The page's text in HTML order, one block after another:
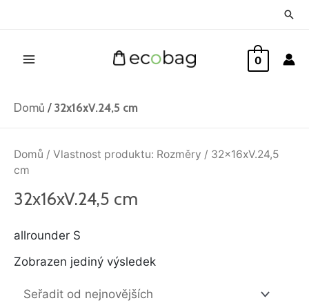
0
Domů / 32x16xV.24,5 cm
Domů / Vlastnost produktu: Rozměry / 32x16xV.24,5
cm
32x16xV.24,5 cm
allrounder S
Zobrazen jediný výsledek